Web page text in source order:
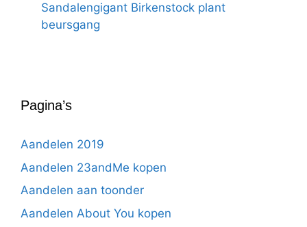
Sandalengigant Birkenstock plant
beursgang
Pagina’s
Aandelen 2019
Aandelen 23andMe kopen
Aandelen aan toonder
Aandelen About You kopen